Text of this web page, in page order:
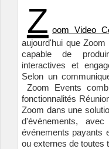
Z oom Video
aujourd'hui que
capable de
interactives et
Selon un
Zoom Events
fonctionnalités
Zoom dans une
d'événements,
événements payants
ou externes de toutes